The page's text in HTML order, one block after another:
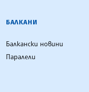
БАЛКАНИ
Балкански новини
Паралели